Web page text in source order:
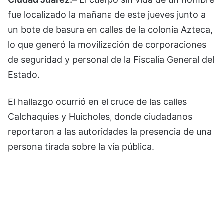
fue localizado la mañana de este jueves junto a
un bote de basura en calles de la colonia Azteca,
lo que generó la movilización de corporaciones
de seguridad y personal de la Fiscalía General del
Estado.
El hallazgo ocurrió en el cruce de las calles
Calchaquíes y Huicholes, donde ciudadanos
reportaron a las autoridades la presencia de una
persona tirada sobre la vía pública.